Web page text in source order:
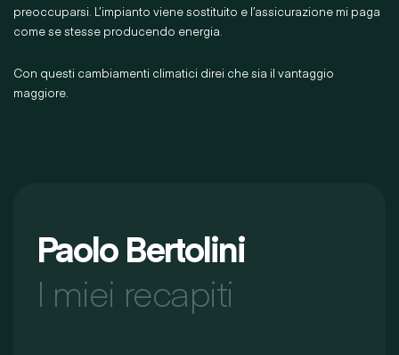
preoccuparsi. L’impianto viene sostituito e l’assicurazione mi paga
come se stesse producendo energia.
Con questi cambiamenti climatici direi che sia il vantaggio
maggiore.
Paolo Bertolini
I miei recapiti